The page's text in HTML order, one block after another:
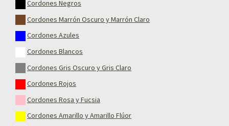
Cordones Negros
Cordones Marrón Oscuro y Marrón Claro
Cordones Azules
Cordones Blancos
Cordones Gris Oscuro y Gris Claro
Cordones Rojos
Cordones Rosa y Fucsia
Cordones Amarillo y Amarillo Flúor